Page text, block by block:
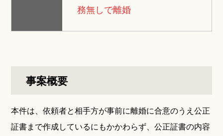
務無しで離婚
事案概要
本件は、依頼者と相手方が事前に離婚に合意のうえ公正
証書まで作成しているにもかかわらず、公正証書の内容